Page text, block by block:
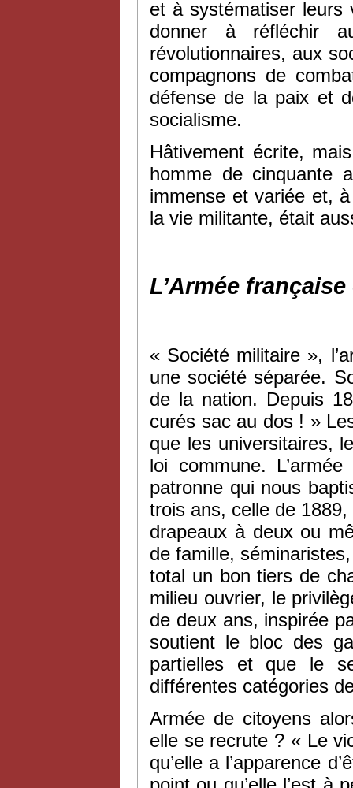
et à systématiser leurs
donner à réfléchir
révolutionnaires, aux
compagnons de
défense de la paix et
socialisme.
Hâtivement écrite,
homme de cinquante
immense et variée et,
la vie militante, était
L’Armée
« Société militaire »,
une société séparée.
de la nation. Depuis
curés sac au dos ! »
que les universitaires,
loi commune.
patronne qui nous
trois ans, celle de
drapeaux à deux ou
de famille,
total un bon tiers de
milieu ouvrier, le
de deux ans, inspirée
soutient le bloc des
partielles et que le
différentes catégories
Armée de citoyens
elle se recrute ? « Le
qu’elle a l’apparence